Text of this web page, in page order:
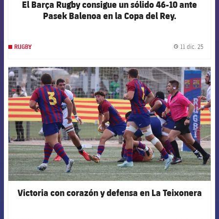
El Barça Rugby consigue un sólido 46-10 ante
Pasek Balenoa en la Copa del Rey.
RUGBY 11 dic. 25
FCB Barcelona badge
Victoria con corazón y defensa en La Teixonera